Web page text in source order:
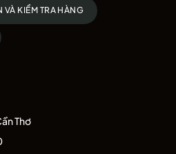
VÀ KIỂM TRA HÀNG
Thơ